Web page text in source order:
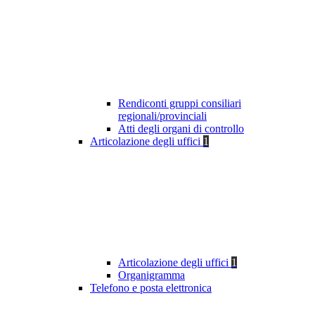
Rendiconti gruppi consiliari
regionali/provinciali
Atti degli organi di controllo
Articolazione degli uffici 1
Articolazione degli uffici 1
Organigramma
Telefono e posta elettronica